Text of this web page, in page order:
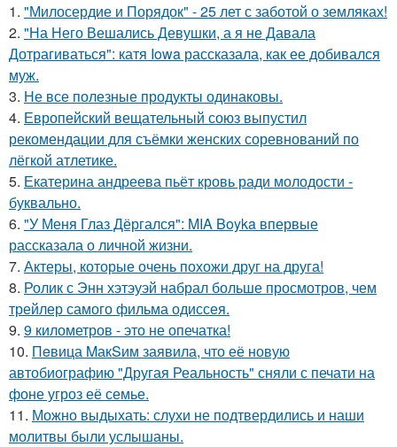
1. "Милосердие и Порядок" - 25 лет с заботой о земляках!
2. "На Него Вешались Девушки, а я не Давала
Дотрагиваться": катя Iowa рассказала, как ее добивался
муж.
3. Не все полезные продукты одинаковы.
4. Европейский вещательный союз выпустил
рекомендации для съёмки женских соревнований по
лёгкой атлетике.
5. Екатерина андреева пьёт кровь ради молодости -
буквально.
6. "У Меня Глаз Дёргался": MIA Boyka впервые
рассказала о личной жизни.
7. Актеры, которые очень похожи друг на друга!
8. Ролик с Энн хэтэуэй набрал больше просмотров, чем
трейлер самого фильма одиссея.
9. 9 километров - это не опечатка!
10. Пeвица MакSим заявила, что её новую
автобиографию "Другая Реальность" сняли с печати на
фоне угроз её семье.
11. Можно выдыхать: слухи не подтвердились и наши
молитвы были услышаны.